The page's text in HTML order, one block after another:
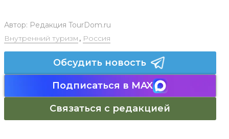
Автор: Редакция TourDom.ru
Внутренний туризм , Россия
Обсудить новость
Подписаться в MAX
Связаться с редакцией